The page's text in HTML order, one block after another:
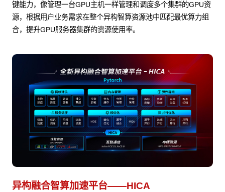
键能力，像管理一台GPU主机一样管理和调度多个集群的GPU资
源，根据用户业务需求在整个异构智算资源池中匹配最优算力组
合，提升GPU服务器集群的资源使用率。
异构融合智算加速平台——HICA